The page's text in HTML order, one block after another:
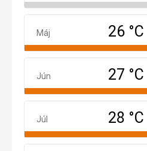
Máj
Máj 26 °C
Jún
Jún 27 °C
Júl
Júl 28 °C